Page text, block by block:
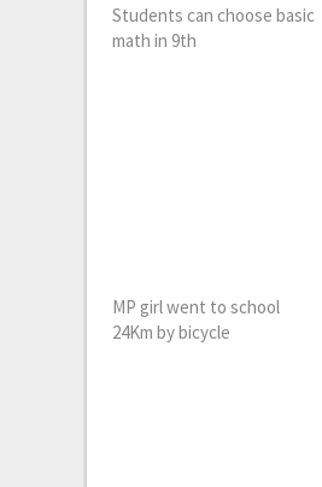
Students can choose basic
math in 9th
MP girl went to school
24Km by bicycle